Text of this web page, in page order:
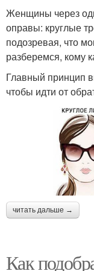
Женщины через
оправы: круглые
подозревая, что
разберемся, кому
Главный принцип
чтобы идти от
читать дальше →
Как